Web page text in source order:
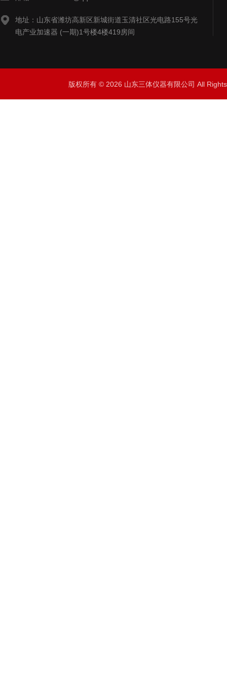
地址：山东省潍坊高新区新城街道玉清社区光电路155号光
电产业加速器 (一期)1号楼4楼419房间
版权所有 © 2026 山东三体仪器有限公司 All